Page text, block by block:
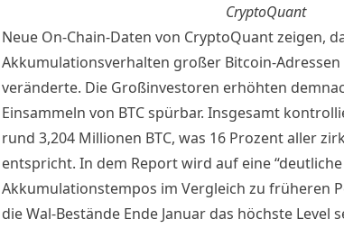
CryptoQuant
Neue On-Chain-Daten von CryptoQuant zeigen,
Akkumulationsverhalten großer Bitcoin-
veränderte. Die Großinvestoren erhöhten
Einsammeln von BTC spürbar. Insgesamt
rund 3,204 Millionen BTC, was 16 Prozent aller
entspricht. In dem Report wird auf eine
Akkumulationstempos im Vergleich zu früheren
die Wal-Bestände Ende Januar das höchste Level